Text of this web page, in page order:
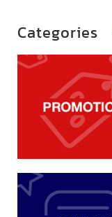
Categories